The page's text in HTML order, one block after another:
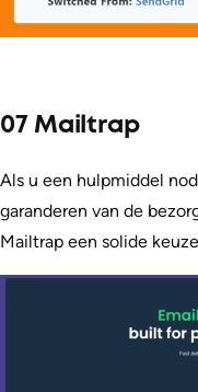
07 Mailtrap
Als u een hulpmiddel
garanderen van de
Mailtrap een solide